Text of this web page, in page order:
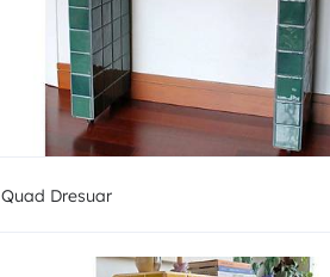
Quad Dresuar